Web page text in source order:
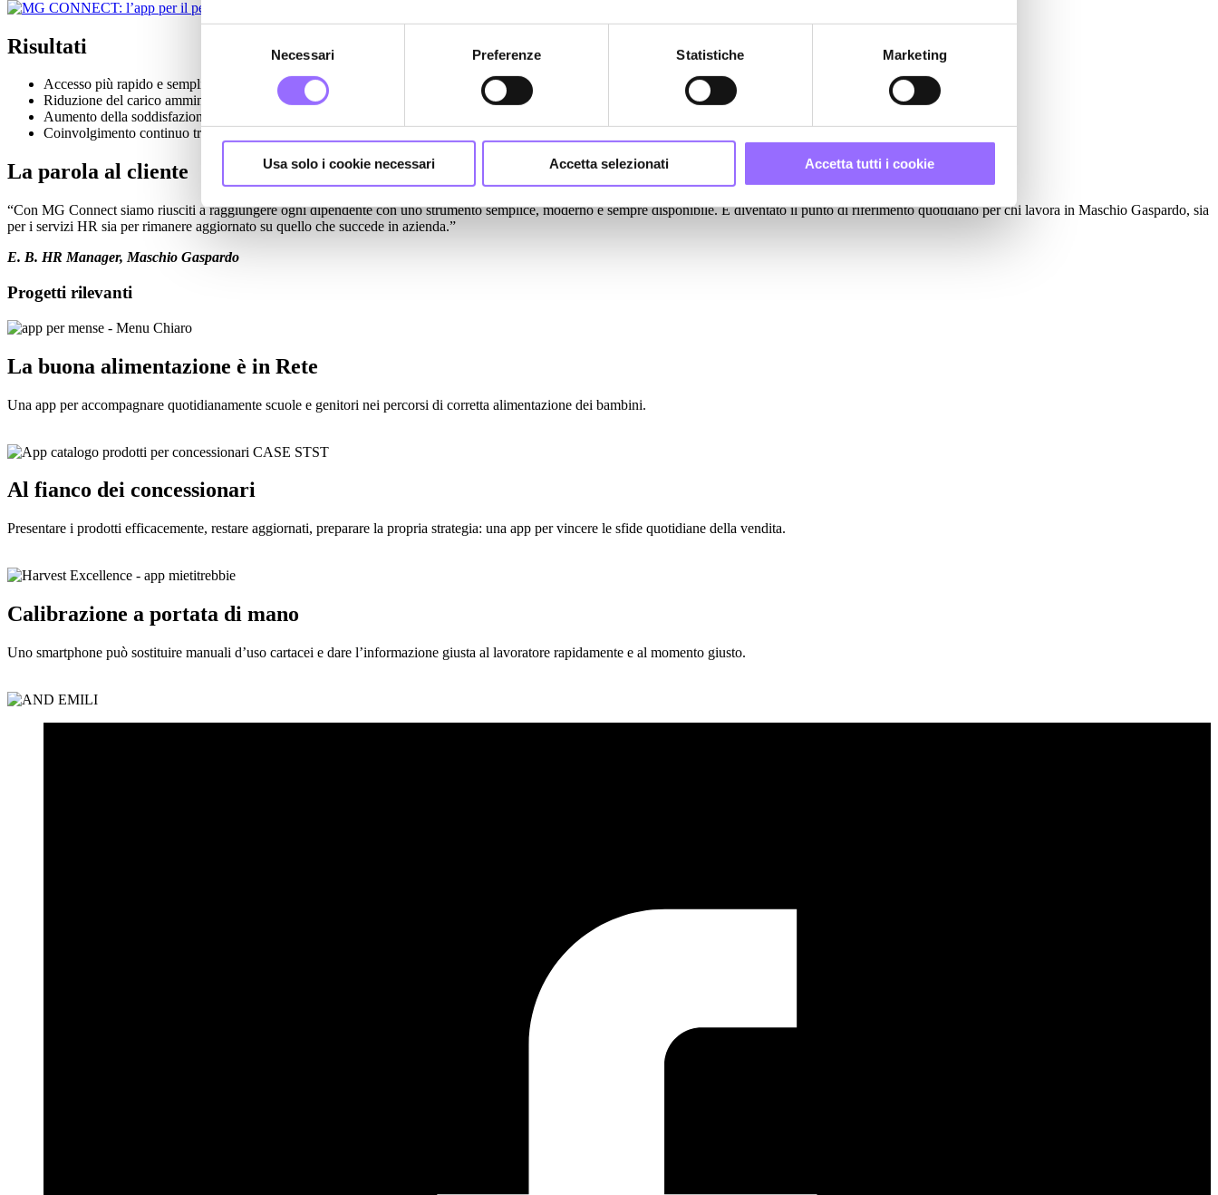
Necessari Preferenze Statistiche Marketing
Usa solo i cookie necessari Accetta selezionati Accetta tutti i cookie
Risultati
Accesso più rapido e semplice ai servizi aziendali, anche da mobile e in trasferta;
Riduzione del carico amministrativo per l’ufficio HR;
Aumento della soddisfazione dei dipendenti per la semplicità d’uso e la chiarezza dell’interfaccia;
Coinvolgimento continuo tramite news, eventi e notifiche push.
La parola al cliente
“Con MG Connect siamo riusciti a raggiungere ogni dipendente con uno strumento semplice, moderno e sempre disponibile. È diventato il punto di riferimento quotidiano per chi lavora in Maschio Gaspardo, sia
per i servizi HR sia per rimanere aggiornato su quello che succede in azienda.”
E. B. HR Manager, Maschio Gaspardo
Progetti rilevanti
La buona alimentazione è in Rete
Una app per accompagnare quotidianamente scuole e genitori nei percorsi di corretta alimentazione dei bambini.
Al fianco dei concessionari
Presentare i prodotti efficacemente, restare aggiornati, preparare la propria strategia: una app per vincere le sfide quotidiane della vendita.
Calibrazione a portata di mano
Uno smartphone può sostituire manuali d’uso cartacei e dare l’informazione giusta al lavoratore rapidamente e al momento giusto.